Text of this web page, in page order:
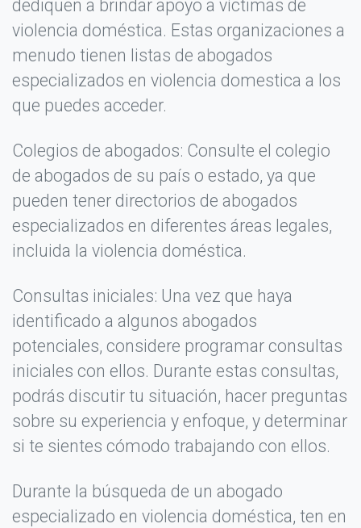
dediquen a brindar apoyo a víctimas de
violencia doméstica. Estas organizaciones a
menudo tienen listas de abogados
especializados en violencia domestica a los
que puedes acceder.
Colegios de abogados: Consulte el colegio
de abogados de su país o estado, ya que
pueden tener directorios de abogados
especializados en diferentes áreas legales,
incluida la violencia doméstica.
Consultas iniciales: Una vez que haya
identificado a algunos abogados
potenciales, considere programar consultas
iniciales con ellos. Durante estas consultas,
podrás discutir tu situación, hacer preguntas
sobre su experiencia y enfoque, y determinar
si te sientes cómodo trabajando con ellos.
Durante la búsqueda de un abogado
especializado en violencia doméstica, ten en
Escribir tu opinión ×
Calificación *
★
★
★
★
★
Tu Nombre o Apodo *
Título de tu opinión *
Tu Opinión detallada *
No llenes este campo si eres humano: